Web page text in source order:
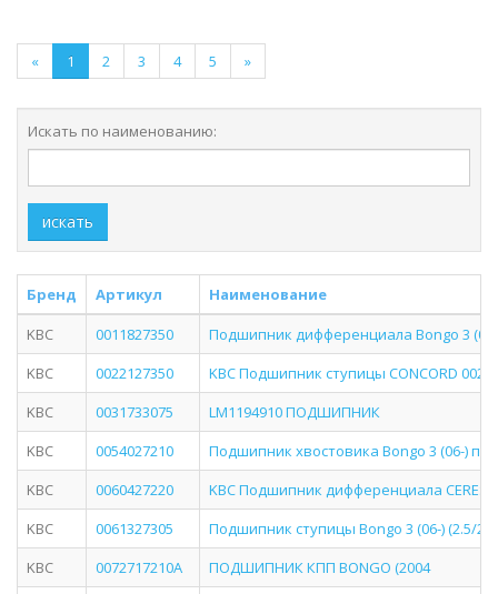
« 1 2 3 4 5 »
Искать по наименованию:
искать
Бренд Артикул
Наименование
KBC
0011827350
Подшипник дифференциала Bongo 3 (06-)
KBC
0022127350
KBC Подшипник ступицы CONCORD
KBC
0031733075
LM1194910 ПОДШИПНИК
KBC
0054027210
Подшипник хвостовика Bongo 3 (06-)
KBC
0060427220
KBC Подшипник дифференциала CERES
KBC
0061327305
Подшипник ступицы Bongo 3 (06-) (2.5/
KBC
0072717210A
ПОДШИПНИК КПП BONGO (2004